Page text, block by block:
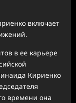
включает
в ее карьере
Кириенко
времени она